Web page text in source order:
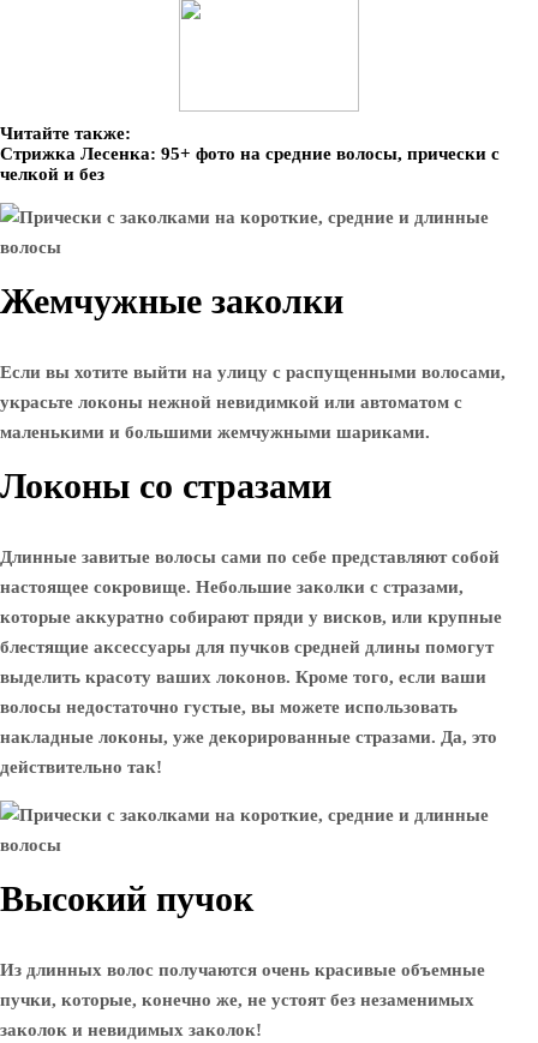
Читайте также:
Стрижка Лесенка: 95+ фото на средние волосы, прически с
челкой и без
Жемчужные заколки
Если вы хотите выйти на улицу с распущенными волосами,
украсьте локоны нежной невидимкой или автоматом с
маленькими и большими жемчужными шариками.
Локоны со стразами
Длинные завитые волосы сами по себе представляют собой
настоящее сокровище. Небольшие заколки с стразами,
которые аккуратно собирают пряди у висков, или крупные
блестящие аксессуары для пучков средней длины помогут
выделить красоту ваших локонов. Кроме того, если ваши
волосы недостаточно густые, вы можете использовать
накладные локоны, уже декорированные стразами. Да, это
действительно так!
Высокий пучок
Из длинных волос получаются очень красивые объемные
пучки, которые, конечно же, не устоят без незаменимых
заколок и невидимых заколок!